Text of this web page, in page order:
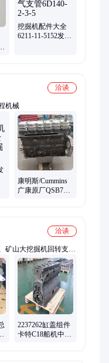
挖掘机配件大全
6211-11-5152发动
洽谈
机械
康明斯/Cummins
广康原厂QSB7发
洽谈
矿山大挖掘机回转支
底盘件、卡特挖掘机线
轮、矿挖底盘件、缸体
斗、R9100履带总成、
油缸总成、斗销轴、
成、中缸总成、D155
2237262缸盖组件
卡特C18船机中缸